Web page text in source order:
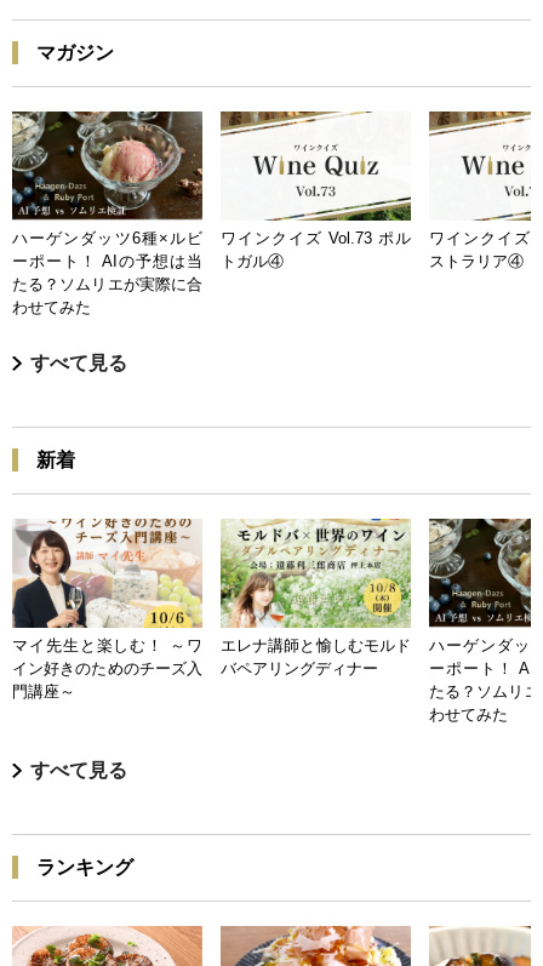
マガジン
ハーゲンダッツ6種×ルビ
ーポート！ AIの予想は当
たる？ソムリエが実際に合
わせてみた
ワインクイズ Vol.73 ポル
トガル④
ワインクイズ
ストラリア④
すべて見る
新着
マイ先生と楽しむ！ ～ワ
イン好きのためのチーズ入
門講座～
エレナ講師と愉しむモルド
バペアリングディナー
ハーゲンダッ
ーポート！ AI
たる？ソムリ
わせてみた
すべて見る
ランキング